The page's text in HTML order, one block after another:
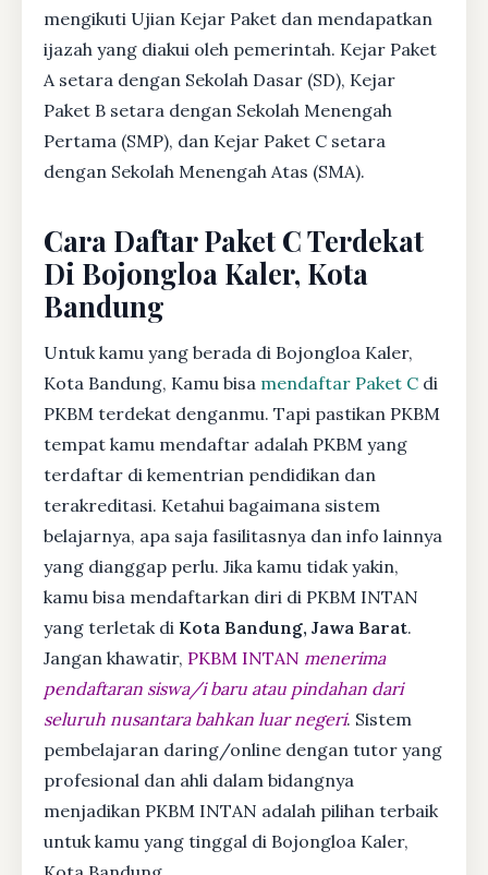
mengikuti Ujian Kejar Paket dan mendapatkan
ijazah yang diakui oleh pemerintah. Kejar Paket
A setara dengan Sekolah Dasar (SD), Kejar
Paket B setara dengan Sekolah Menengah
Pertama (SMP), dan Kejar Paket C setara
dengan Sekolah Menengah Atas (SMA).
Cara Daftar Paket C Terdekat
Di Bojongloa Kaler, Kota
Bandung
Untuk kamu yang berada di Bojongloa Kaler,
Kota Bandung, Kamu bisa mendaftar Paket C di
PKBM terdekat denganmu. Tapi pastikan PKBM
tempat kamu mendaftar adalah PKBM yang
terdaftar di kementrian pendidikan dan
terakreditasi. Ketahui bagaimana sistem
belajarnya, apa saja fasilitasnya dan info lainnya
yang dianggap perlu. Jika kamu tidak yakin,
kamu bisa mendaftarkan diri di PKBM INTAN
yang terletak di Kota Bandung, Jawa Barat.
Jangan khawatir, PKBM INTAN menerima
pendaftaran siswa/i baru atau pindahan dari
seluruh nusantara bahkan luar negeri. Sistem
pembelajaran daring/online dengan tutor yang
profesional dan ahli dalam bidangnya
menjadikan PKBM INTAN adalah pilihan terbaik
untuk kamu yang tinggal di Bojongloa Kaler,